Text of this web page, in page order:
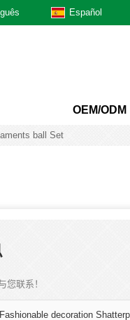
Español
OEM/ODM
ball Set
您联系！
Fashionable decoration